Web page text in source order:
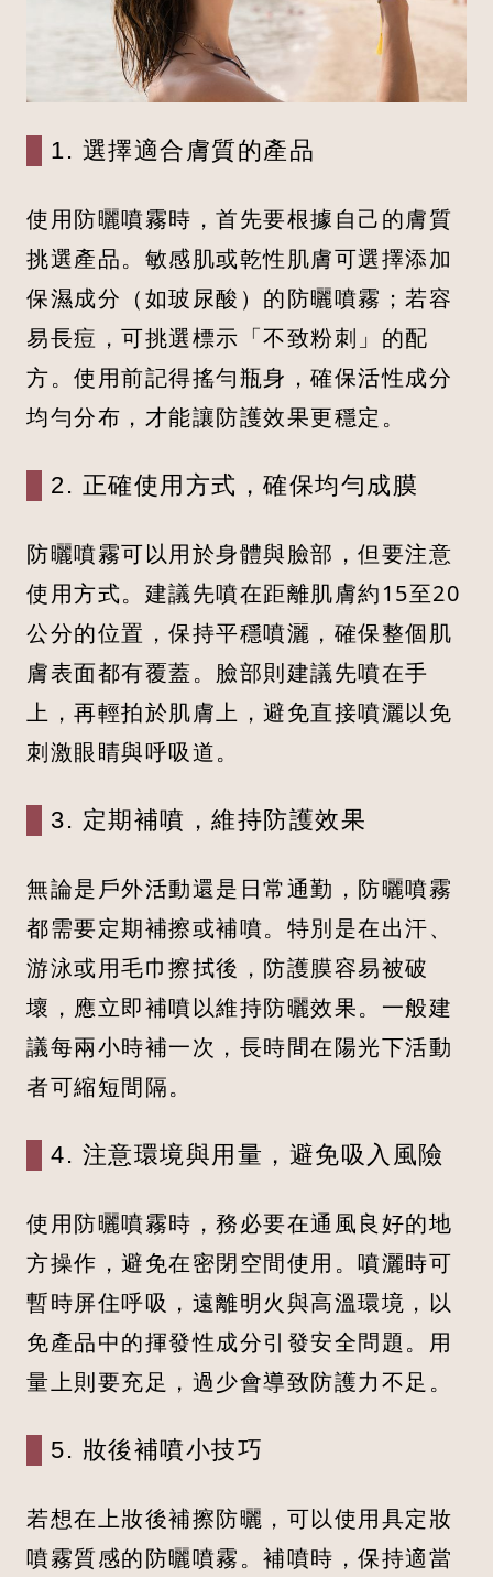
1. 選擇適合膚質的產品
使用防曬噴霧時，首先要根據自己的膚質
挑選產品。敏感肌或乾性肌膚可選擇添加
保濕成分（如玻尿酸）的防曬噴霧；若容
易長痘，可挑選標示「不致粉刺」的配
方。使用前記得搖勻瓶身，確保活性成分
均勻分布，才能讓防護效果更穩定。
2. 正確使用方式，確保均勻成膜
防曬噴霧可以用於身體與臉部，但要注意
使用方式。建議先噴在距離肌膚約15至20
公分的位置，保持平穩噴灑，確保整個肌
膚表面都有覆蓋。臉部則建議先噴在手
上，再輕拍於肌膚上，避免直接噴灑以免
刺激眼睛與呼吸道。
3. 定期補噴，維持防護效果
無論是戶外活動還是日常通勤，防曬噴霧
都需要定期補擦或補噴。特別是在出汗、
游泳或用毛巾擦拭後，防護膜容易被破
壞，應立即補噴以維持防曬效果。一般建
議每兩小時補一次，長時間在陽光下活動
者可縮短間隔。
4. 注意環境與用量，避免吸入風險
使用防曬噴霧時，務必要在通風良好的地
方操作，避免在密閉空間使用。噴灑時可
暫時屏住呼吸，遠離明火與高溫環境，以
免產品中的揮發性成分引發安全問題。用
量上則要充足，過少會導致防護力不足。
5. 妝後補噴小技巧
若想在上妝後補擦防曬，可以使用具定妝
噴霧質感的防曬噴霧。補噴時，保持適當